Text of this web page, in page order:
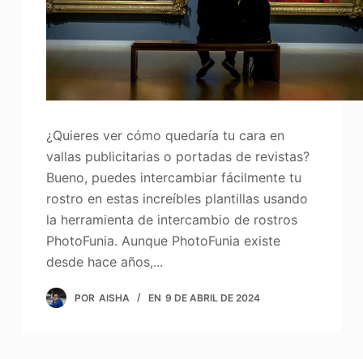
¿Quieres ver cómo quedaría tu cara en
vallas publicitarias o portadas de revistas?
Bueno, puedes intercambiar fácilmente tu
rostro en estas increíbles plantillas usando
la herramienta de intercambio de rostros
PhotoFunia. Aunque PhotoFunia existe
desde hace años,...
POR AISHA EN 9 DE ABRIL DE 2024